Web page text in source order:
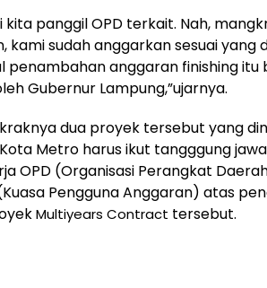
kita panggil OPD terkait. Nah,
sudah anggarkan sesuai yang
penambahan anggaran finishing itu
Gubernur Lampung,”ujarnya.
dua proyek tersebut yang
Metro harus ikut tangggung
OPD (Organisasi Perangkat
Pengguna Anggaran) atas
Multiyears Contract tersebut.